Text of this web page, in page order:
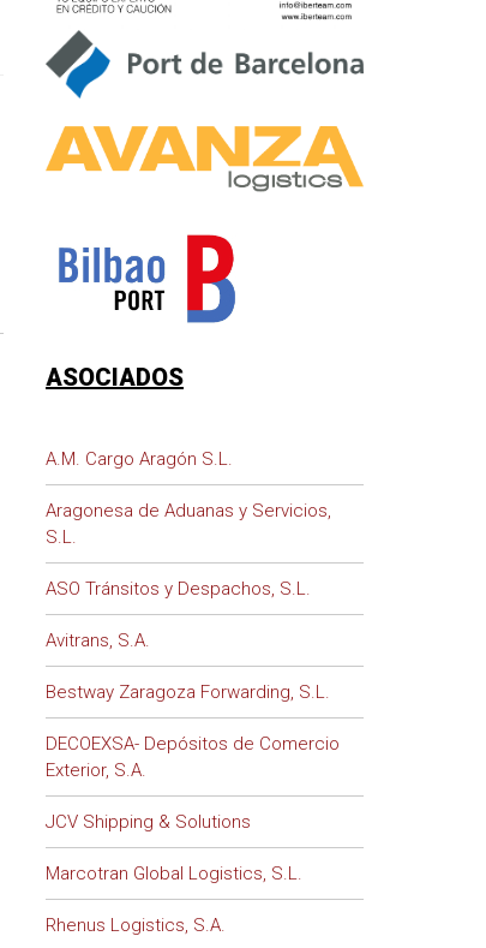
ASOCIADOS
A.M. Cargo Aragón S.L.
Aragonesa de Aduanas y Servicios,
S.L.
ASO Tránsitos y Despachos, S.L.
Avitrans, S.A.
Bestway Zaragoza Forwarding, S.L.
DECOEXSA- Depósitos de Comercio
Exterior, S.A.
JCV Shipping & Solutions
Marcotran Global Logistics, S.L.
Rhenus Logistics, S.A.